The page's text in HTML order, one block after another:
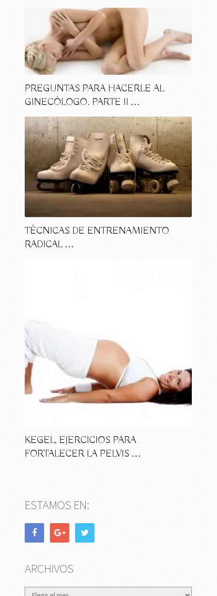
PREGUNTAS PARA HACERLE AL
GINECÓLOGO. PARTE II …
TÉCNICAS DE ENTRENAMIENTO
RADICAL …
KEGEL, EJERCICIOS PARA
FORTALECER LA PELVIS …
ESTAMOS EN:
ARCHIVOS
Archivos